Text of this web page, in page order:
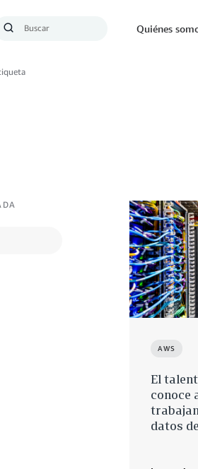
Enviar
Quiénes
AWS
El
conoce
datos